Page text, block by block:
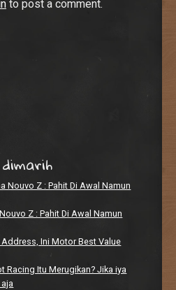
to post a comment.
Nouvo Z : Pahit Di Awal Namun
Z : Pahit Di Awal Namun
Address, Ini Motor Best Value
Racing Itu Merugikan? Jika iya